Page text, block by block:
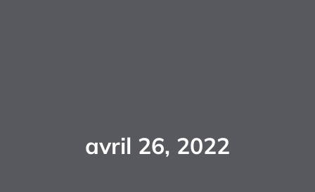
avril 26, 2022